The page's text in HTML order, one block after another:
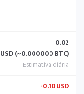
0.02
USD (~0.000000 BTC)
-0.10USD